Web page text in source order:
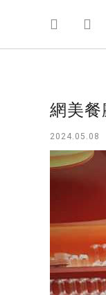
網美
2024.05.08